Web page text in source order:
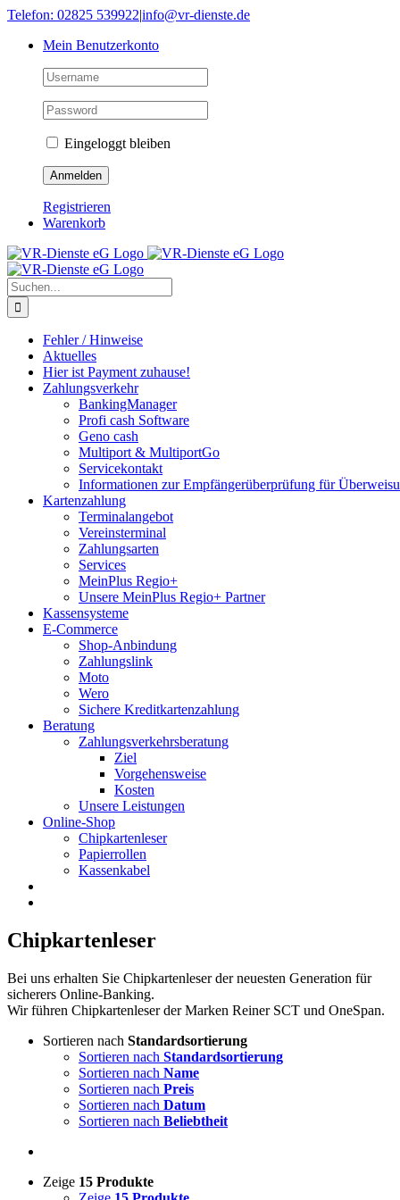
Skip
content
Telefon: 02825 539922|info@vr-dienste.de
Mein Benutzerkonto
Eingeloggt bleiben
Registrieren
Warenkorb
Suche
nach:
Fehler / Hinweise
Aktuelles
Hier ist Payment zuhause!
Zahlungsverkehr
BankingManager
Profi cash Software
Geno cash
Multiport & MultiportGo
Servicekontakt
Informationen zur Empfängerüberprüfung für
Kartenzahlung
Terminalangebot
Vereinsterminal
Zahlungsarten
Services
MeinPlus Regio+
Unsere MeinPlus Regio+ Partner
Kassensysteme
E-Commerce
Shop-Anbindung
Zahlungslink
Moto
Wero
Sichere Kreditkartenzahlung
Beratung
Zahlungsverkehrsberatung
Ziel
Vorgehensweise
Kosten
Unsere Leistungen
Online-Shop
Chipkartenleser
Papierrollen
Kassenkabel
Chipkartenleser
Bei uns erhalten Sie Chipkartenleser der neuesten Generation für
sicherers Online-Banking.
Wir führen Chipkartenleser der Marken Reiner SCT und OneSpan.
Sortieren nach Standardsortierung
Sortieren nach Standardsortierung
Sortieren nach Name
Sortieren nach Preis
Sortieren nach Datum
Sortieren nach Beliebtheit
Zeige 15 Produkte